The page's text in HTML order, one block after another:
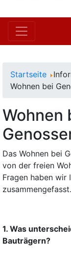
Startseite
Wohnen bei
Wohnen
Das Wohnen bei
von der freien
Fragen haben wir
zusammengefasst.
1. Was
Bauträgern?